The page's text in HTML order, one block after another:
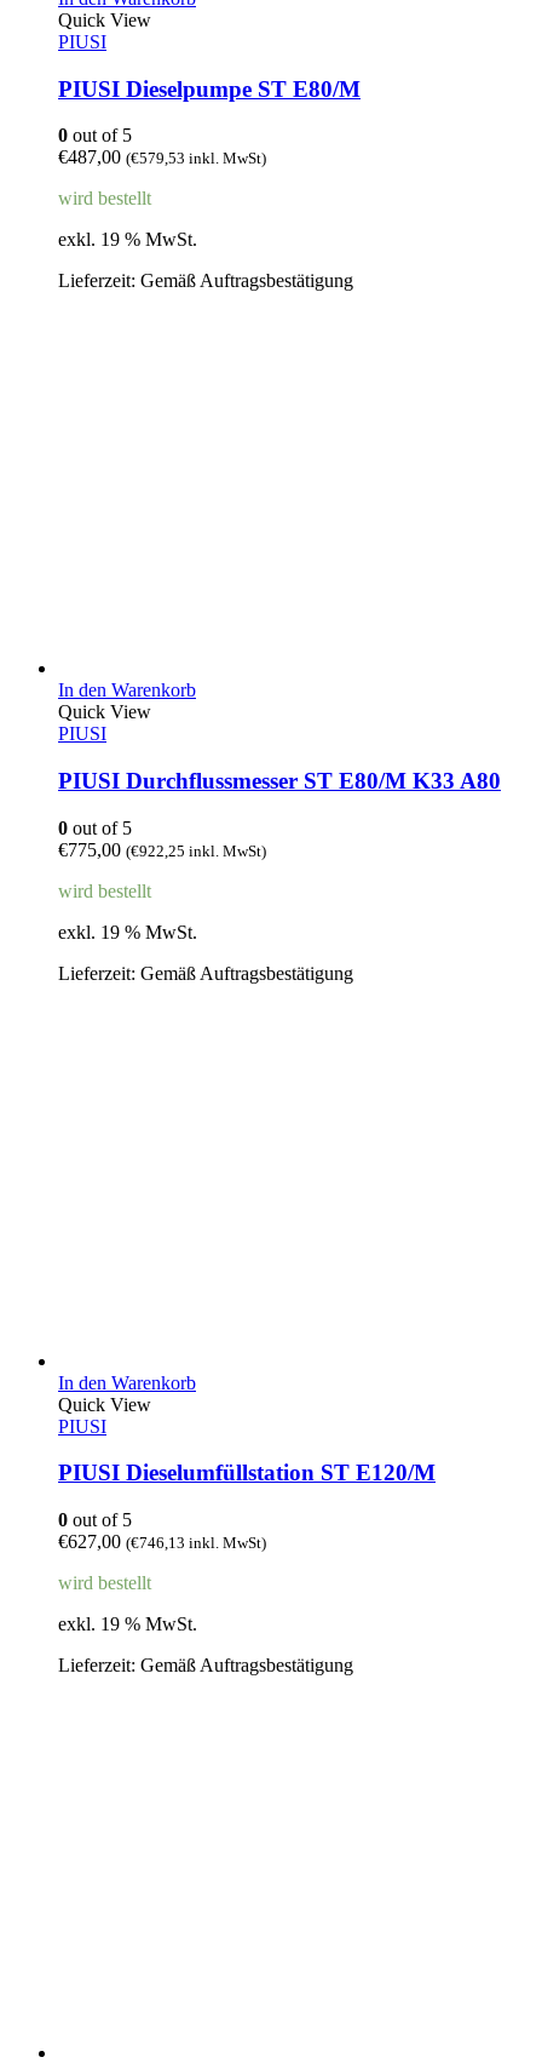
Quick View
PIUSI
PIUSI Dieselpumpe ST E80/M
0 out of 5
€487,00 (€579,53 inkl. MwSt)
wird bestellt
exkl. 19 % MwSt.
Lieferzeit: Gemäß Auftragsbestätigung
In den Warenkorb
Quick View
PIUSI
PIUSI Durchflussmesser ST E80/M K33 A80
0 out of 5
€775,00 (€922,25 inkl. MwSt)
wird bestellt
exkl. 19 % MwSt.
Lieferzeit: Gemäß Auftragsbestätigung
In den Warenkorb
Quick View
PIUSI
PIUSI Dieselumfüllstation ST E120/M
0 out of 5
€627,00 (€746,13 inkl. MwSt)
wird bestellt
exkl. 19 % MwSt.
Lieferzeit: Gemäß Auftragsbestätigung